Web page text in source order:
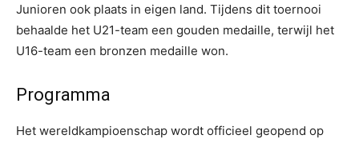
Junioren ook plaats in eigen land. Tijdens dit toernooi
behaalde het U21-team een gouden medaille, terwijl het
U16-team een bronzen medaille won.
Programma
Het wereldkampioenschap wordt officieel geopend op